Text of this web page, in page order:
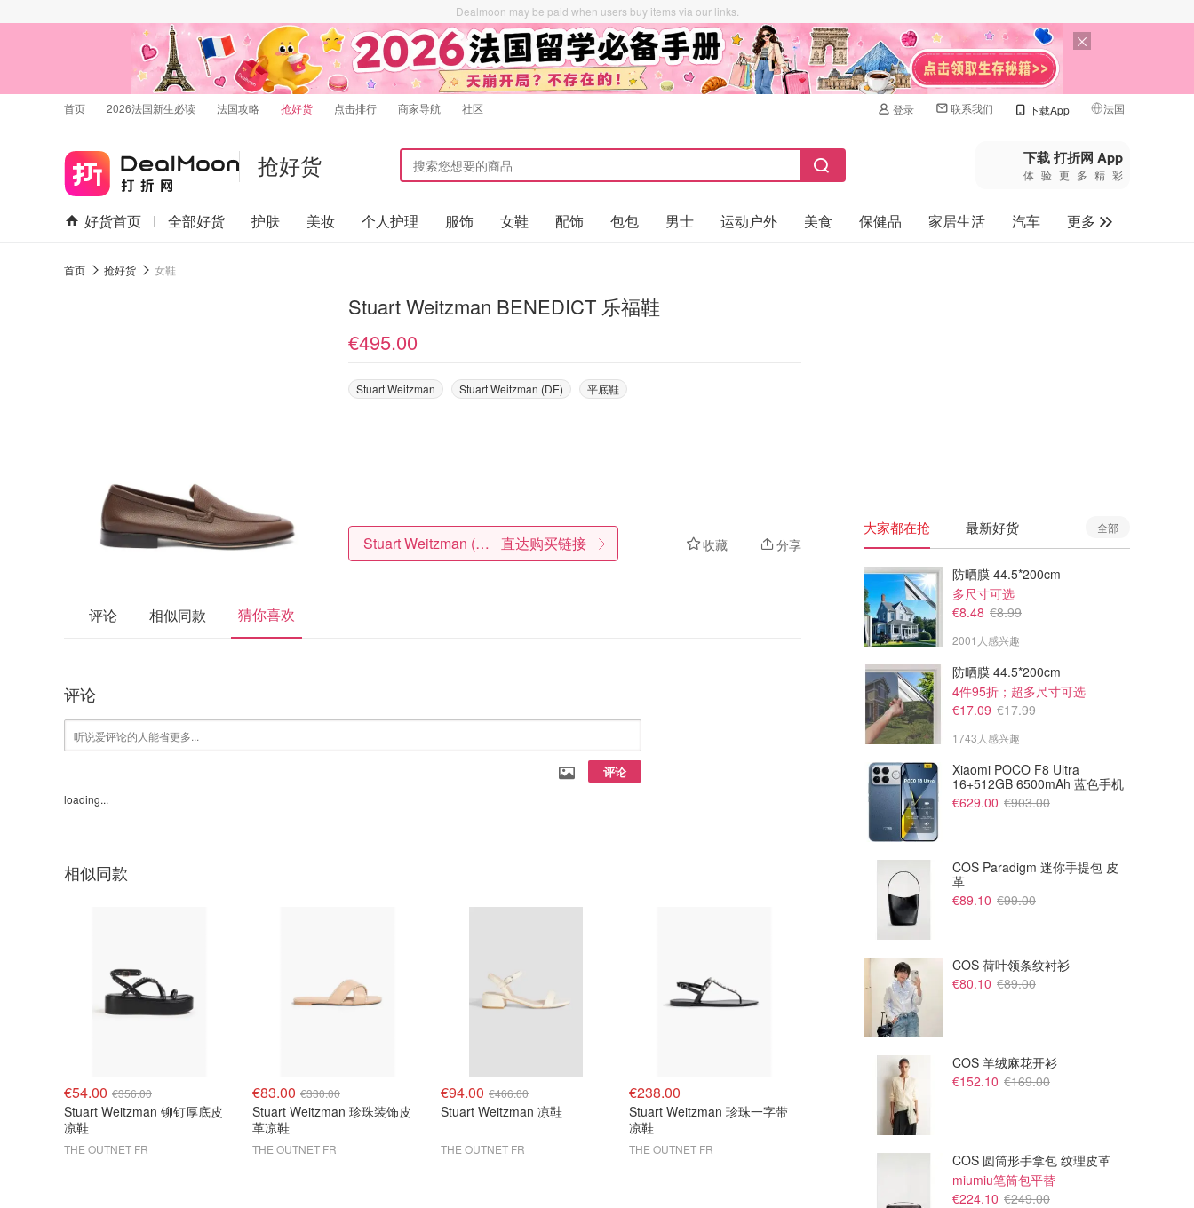
Dealmoon may be paid when users buy items via our links.
首页 2026法国新生必读 法国攻略 抢好货 点击排行 商家导航 社区 登录 联系我们 下载App 法国
🇺🇸美国
🇨🇳中国
🇨🇦加拿大
抢好货 下载 打折网 App
体验更多精彩
好货首页 全部好货 护肤 美妆 个人护理 服饰 女鞋 配饰 包包 男士 运动户外 美食 保健品 家居生活 汽车
更多
首页 抢好货 女鞋
Stuart Weitzman BENEDICT 乐福鞋
€495.00
Stuart Weitzman Stuart Weitzman (DE) 平底鞋
收藏 分享
Stuart Weitzman (DE) 直达购买链接
评论 相似同款 猜你喜欢
评论
评论
loading...
相似同款
€54.00 €356.00
Stuart Weitzman 铆钉厚底皮
凉鞋
THE OUTNET FR
€83.00 €330.00
Stuart Weitzman 珍珠装饰皮
革凉鞋
THE OUTNET FR
€94.00 €466.00
Stuart Weitzman 凉鞋
THE OUTNET FR
€238.00
Stuart Weitzman 珍珠一字带
凉鞋
THE OUTNET FR
Stuart Weitzman BOW 芭蕾舞
€395.00
大家都在抢 最新好货 全部
防晒膜 44.5*200cm
多尺寸可选
€8.48 €8.99
2001人感兴趣
防晒膜 44.5*200cm
4件95折；超多尺寸可选
€17.09 €17.99
1743人感兴趣
Xiaomi POCO F8 Ultra
16+512GB 6500mAh 蓝色手机
€629.00 €903.00
COS Paradigm 迷你手提包 皮
革
€89.10 €99.00
COS 荷叶领条纹衬衫
€80.10 €89.00
COS 羊绒麻花开衫
€152.10 €169.00
COS 圆筒形手拿包 纹理皮革
miumiu笔筒包平替
€224.10 €249.00